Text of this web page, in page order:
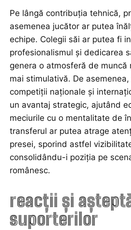
Pe lângă contribuția tehnică,
asemenea jucător ar putea
echipe. Colegii săi ar putea fi
profesionalismul și dedicarea
genera o atmosferă de muncă
mai stimulativă. De
competiții naționale și
un avantaj strategic, ajutând
meciurile cu o mentalitate de
transferul ar putea atrage
presei, sporind astfel
consolidându-i poziția pe
românesc.
reacții și
suporterilor